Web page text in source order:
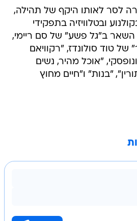
לסר לאותו היקף של תהילה,
ובטלוויזיה בתפקידי
השאר ב"גל פשע" של סם ריימי,
טוד סולונדז, "רקוויאם
"אוכל מהיר, נשים
"בנות" ו"חיים מחוץ